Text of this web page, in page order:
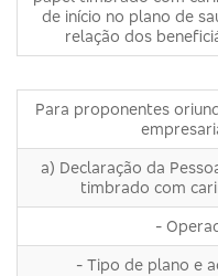
de início no plano de
relação dos
Para proponentes
a) Declaração da
timbrado com
-
- Tipo de plano e